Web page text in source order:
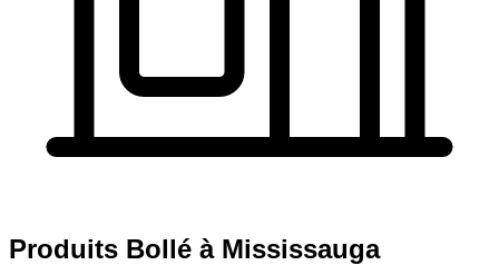
Produits Bollé à Mississauga